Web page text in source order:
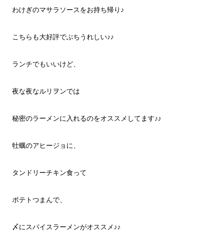
わけぎのマサラソースをお持ち帰り♪
こちらも大好評でぶちうれしい♪♪
ランチでもいいけど、
夜な夜なルリヲンでは
秘密のラーメンに入れるのをオススメしてます♪♪
牡蠣のアヒージョに、
タンドリーチキン食って
ポテトつまんで、
〆にスパイスラーメンがオススメ♪♪